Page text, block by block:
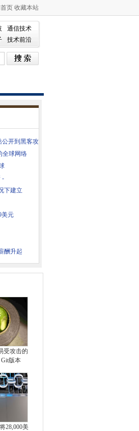
页 收藏本站
通信技术
技术前沿
公开到黑客攻
全球网络
-
下建立
美元
酬升起
受攻击的
版本
28,000美